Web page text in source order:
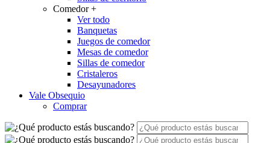
Comedor+
Ver todo
Banquetas
Juegos de comedor
Mesas de comedor
Sillas de comedor
Cristaleros
Desayunadores
Vale Obsequio
Comprar